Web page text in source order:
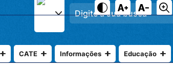
CATE Informações Educação